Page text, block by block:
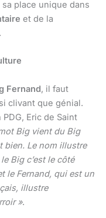
place unique dans
et de la
Fernand, il faut
clivant que génial.
Eric de Saint
Big vient du Big
bien. Le nom illustre
Big c’est le côté
le Fernand, qui est un
illustre
».